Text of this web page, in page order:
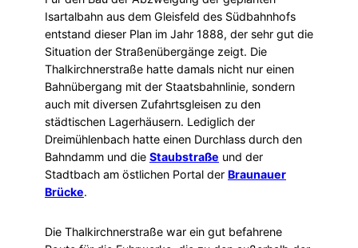
Isartalbahn aus dem Gleisfeld des Südbahnhofs
entstand dieser Plan im Jahr 1888, der sehr gut die
Situation der Straßenübergänge zeigt. Die
Thalkirchnerstraße hatte damals nicht nur einen
Bahnübergang mit der Staatsbahnlinie, sondern
auch mit diversen Zufahrtsgleisen zu den
städtischen Lagerhäusern. Lediglich der
Dreimühlenbach hatte einen Durchlass durch den
Bahndamm und die Staubstraße und der
Stadtbach am östlichen Portal der Braunauer
Brücke.
Die Thalkirchnerstraße war ein gut befahrene